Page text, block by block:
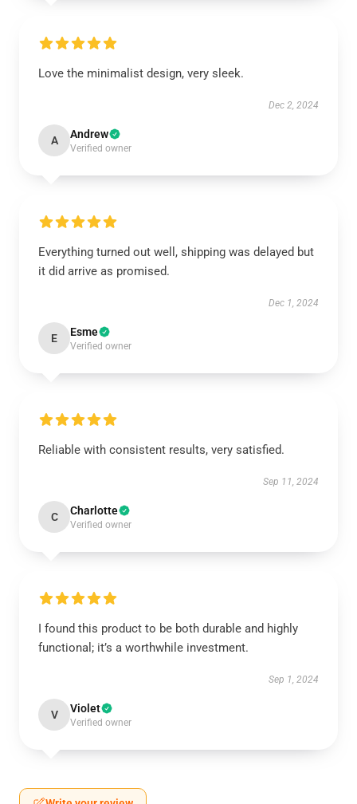
Love the minimalist design, very sleek.
Dec 2, 2024
A Andrew
Verified owner
Everything turned out well, shipping was delayed but
it did arrive as promised.
Dec 1, 2024
E Esme
Verified owner
Reliable with consistent results, very satisfied.
Sep 11, 2024
C Charlotte
Verified owner
I found this product to be both durable and highly
functional; it’s a worthwhile investment.
Sep 1, 2024
V Violet
Verified owner